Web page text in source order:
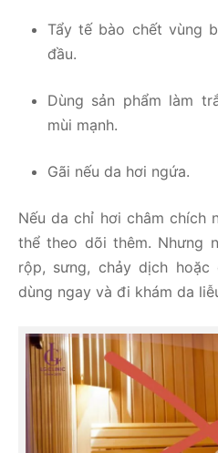
Tẩy tế bào chết vùng
đầu.
Dùng sản phẩm làm
mùi mạnh.
Gãi nếu da hơi ngứa.
Nếu da chỉ hơi châm chích
thể theo dõi thêm. Nhưng
rộp, sưng, chảy dịch
dùng ngay và đi khám da